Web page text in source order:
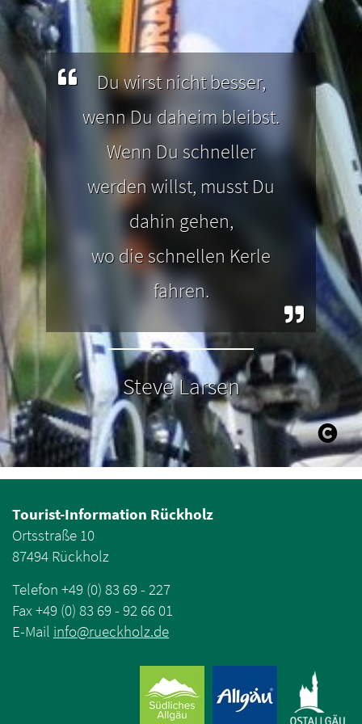
Landschaft düsen. Was kann es
schöneres geben? Die besten
Mountainbike-Touren findest Du
Du wirst nicht besser,
wenn Du daheim bleibst.
Wenn Du schneller
werden willst, musst Du
dahin gehen,
wo die schnellen Kerle
fahren.
Steve Larsen
Tourist-Information Rückholz
Ortsstraße 10
87494 Rückholz
Telefon +49 (0) 83 69 - 227
Fax +49 (0) 83 69 - 92 66 01
E-Mail info@rueckholz.de